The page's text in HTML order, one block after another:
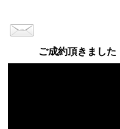
ご成約頂きました